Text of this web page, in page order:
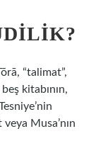
kitabının,
Musa’nın